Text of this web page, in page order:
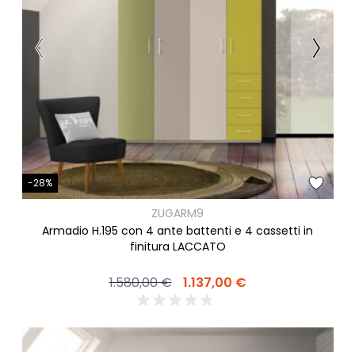
-28%
ZUGARM9
Armadio H.195 con 4 ante battenti e 4 cassetti in
finitura LACCATO
1.580,00 € 1.137,00 €